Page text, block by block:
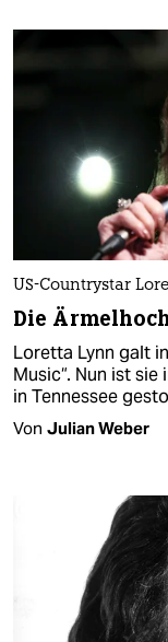
US-Countrystar
Die
Loretta Lynn galt
Music“. Nun ist
in Tennessee
Von Julian Weber